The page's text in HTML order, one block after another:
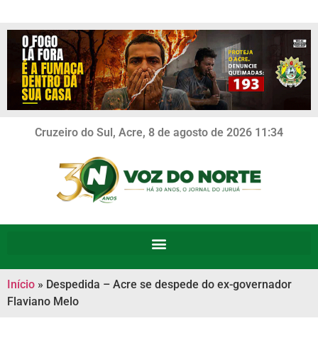
Cruzeiro do Sul, Acre, 8 de agosto de 2026 11:34
Início » Despedida – Acre se despede do ex-governador
Flaviano Melo